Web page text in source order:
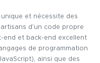
et nécessite des
d’un code propre
et back-end excellent
de programmation
ainsi que des